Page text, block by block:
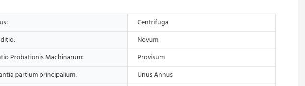
Centrifuga
Novum
Probationis Machinarum:
Provisum
partium principalium:
Unus Annus